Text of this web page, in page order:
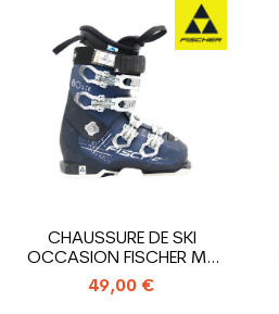
CHAUSSURE DE SKI
OCCASION FISCHER MY
RC PRO 80 XTR
49,00 €